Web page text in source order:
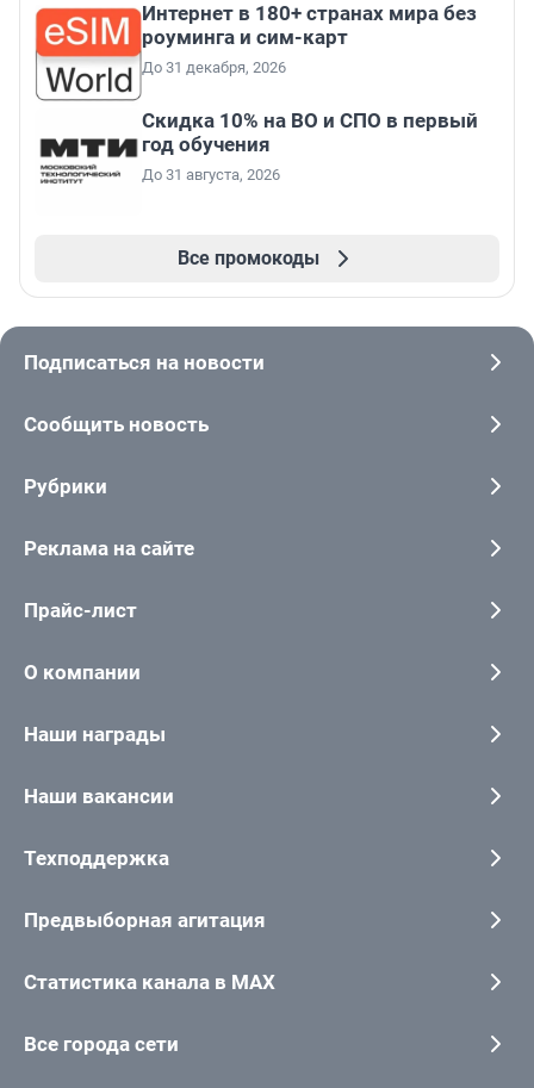
Интернет в 180+ странах мира без
роуминга и сим-карт
До 31 декабря, 2026
Скидка 10% на ВО и СПО в первый
год обучения
До 31 августа, 2026
Все промокоды
Подписаться на новости
Сообщить новость
Рубрики
Реклама на сайте
Прайс-лист
О компании
Наши награды
Наши вакансии
Техподдержка
Предвыборная агитация
Статистика канала в MAX
Все города сети